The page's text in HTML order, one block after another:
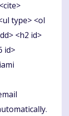
type> <ol
<h2 id>
id>